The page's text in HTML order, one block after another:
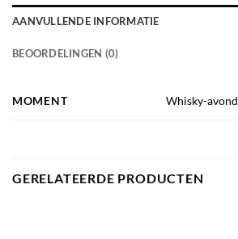
AANVULLENDE INFORMATIE
BEOORDELINGEN (0)
MOMENT Whisky-avond
GERELATEERDE PRODUCTEN